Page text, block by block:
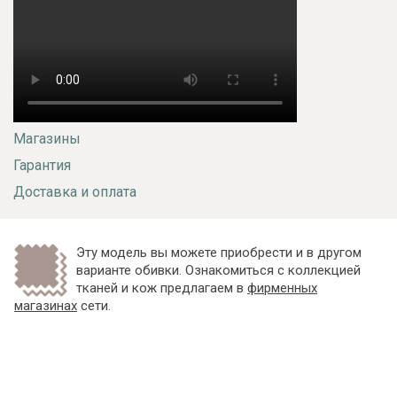
Магазины
Гарантия
Доставка и оплата
Эту модель вы можете приобрести и в другом
варианте обивки. Ознакомиться с коллекцией
тканей и кож предлагаем в фирменных
магазинах сети.